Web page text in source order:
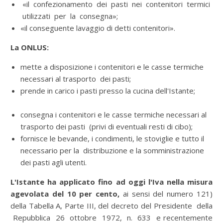
«il confezionamento dei pasti nei contenitori termici
utilizzati per la consegna»; ­
«il conseguente lavaggio di detti contenitori».
La ONLUS: ­
mette a disposizione i contenitori e le casse termiche
necessari al trasporto dei pasti; ­
prende in carico i pasti presso la cucina dell'Istante; ­
consegna i contenitori e le casse termiche necessari al
trasporto dei pasti (privi di eventuali resti di cibo); ­
fornisce le bevande, i condimenti, le stoviglie e tutto il
necessario per la distribuzione e la somministrazione
dei pasti agli utenti.
L'Istante ha applicato fino ad oggi l'Iva nella misura
agevolata del 10 per cento, ai sensi del numero 121)
della Tabella A, Parte III, del decreto del Presidente della
Repubblica 26 ottobre 1972, n. 633 e recentemente